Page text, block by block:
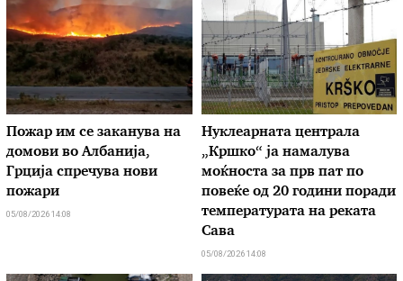
Пожар им се заканува на
домови во Албанија,
Грција спречува нови
пожари
05/08/2026 14:08
Нуклеарната централа
„Кршко“ ја намалува
моќноста за прв пат по
повеќе од 20 години поради
температурата на реката
Сава
05/08/2026 14:08